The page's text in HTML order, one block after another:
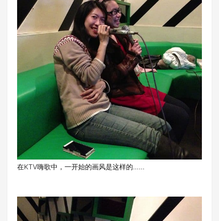
在KTV嗨歌中，一开始的画风是这样的……